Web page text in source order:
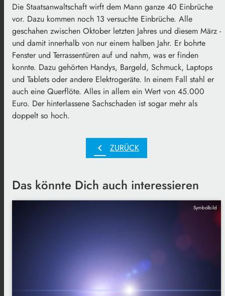
Die Staatsanwaltschaft wirft dem Mann ganze 40 Einbrüche
vor. Dazu kommen noch 13 versuchte Einbrüche. Alle
geschahen zwischen Oktober letzten Jahres und diesem März -
und damit innerhalb von nur einem halben Jahr. Er bohrte
Fenster und Terrassentüren auf und nahm, was er finden
konnte. Dazu gehörten Handys, Bargeld, Schmuck, Laptops
und Tablets oder andere Elektrogeräte. In einem Fall stahl er
auch eine Querflöte. Alles in allem ein Wert von 45.000
Euro. Der hinterlassene Sachschaden ist sogar mehr als
doppelt so hoch.
chevron_left ZURÜCK
Das könnte Dich auch interessieren
Symbolbild